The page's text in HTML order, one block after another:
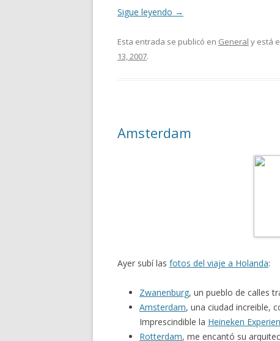
Sigue leyendo →
Esta entrada se publicó en General y está
13, 2007.
Amsterdam
Ayer subí las fotos del viaje a Holanda:
Zwanenburg, un pueblo de calles
Amsterdam, una ciudad increible,
Imprescindible la Heineken
Rotterdam, me encantó su